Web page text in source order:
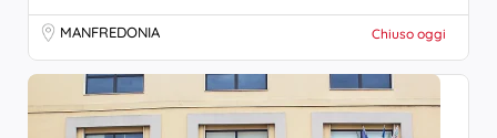
MANFREDONIA Chiuso oggi